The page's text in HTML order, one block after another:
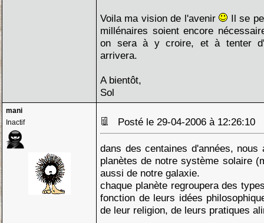
Voila ma vision de l'avenir
Il se
millénaires soient encore
on sera à y croire, et à tenter
arrivera.
A bientôt,
Sol
mani
Inactif
Posté le 29-04-2006 à 12:26:10
dans des centaines d'années, nous
planètes de notre système solaire
aussi de notre galaxie.
chaque planète regroupera des
fonction de leurs idées
de leur religion, de leurs pratiques